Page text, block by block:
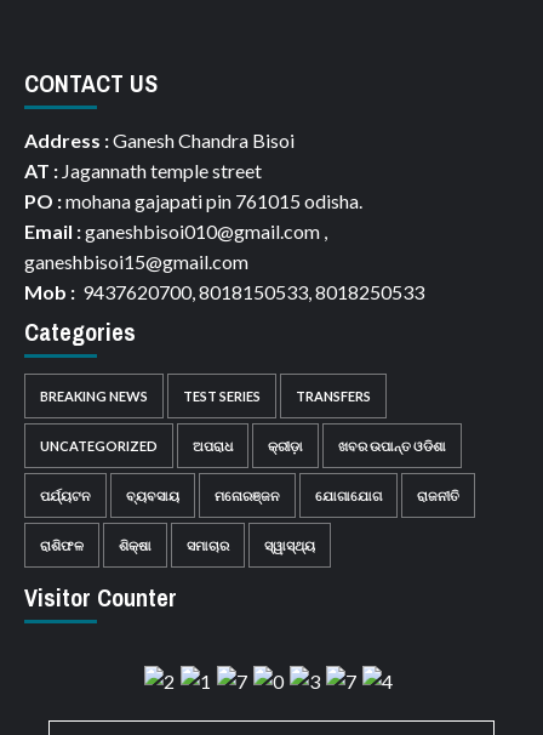
CONTACT US
Address :Ganesh Chandra Bisoi
AT : Jagannath temple street
PO :mohana gajapati pin 761015 odisha.
Email :ganeshbisoi010@gmail.com ,
ganeshbisoi15@gmail.com
Mob : 9437620700, 8018150533, 8018250533
Categories
BREAKING NEWS TEST SERIES TRANSFERS
UNCATEGORIZED ଅପରାଧ କ୍ରୀଡ଼ା ଖବର ଉପାନ୍ତ ଓଡିଶା
ପର୍ଯ୍ୟଟନ ବ୍ୟବସାୟ ମନୋରଞ୍ଜନ ଯୋଗାଯୋଗ ରାଜନୀତି
ରାଶିଫଳ ଶିକ୍ଷା ସମାଚାର ସ୍ୱାସ୍ଥ୍ୟ
Visitor Counter